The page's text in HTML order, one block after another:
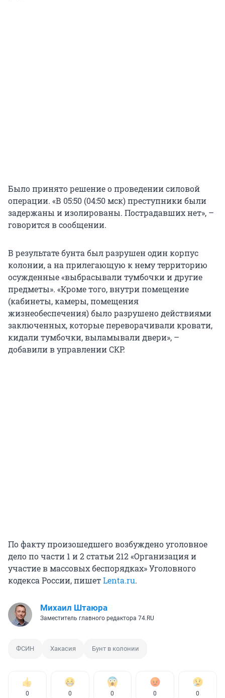
Было принято решение о проведении силовой
операции. «В 05:50 (04:50 мск) преступники были
задержаны и изолированы. Пострадавших нет», –
говорится в сообщении.
В результате бунта был разрушен один корпус
колонии, а на прилегающую к нему территорию
осужденные «выбрасывали тумбочки и другие
предметы». «Кроме того, внутри помещение
(кабинеты, камеры, помещения
жизнеобеспечения) было разрушено действиями
заключенных, которые переворачивали кровати,
кидали тумбочки, выламывали двери», –
добавили в управлении СКР.
По факту произошедшего возбуждено уголовное
дело по части 1 и 2 статьи 212 «Организация и
участие в массовых беспорядках» Уголовного
кодекса России, пишетLenta.ru.
Михаил Штаюра
Заместитель главного редактора 74.RU
ФСИН Хакасия Бунт в колонии
0 0 0 0 0